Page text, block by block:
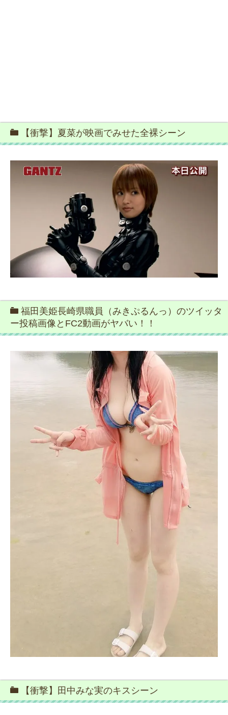
【衝撃】夏菜が映画でみせた全裸シーン
福田美姫長崎県職員（みきぷるんっ）のツイッタ
ー投稿画像とFC2動画がヤバい！！
【衝撃】田中みな実のキスシーン